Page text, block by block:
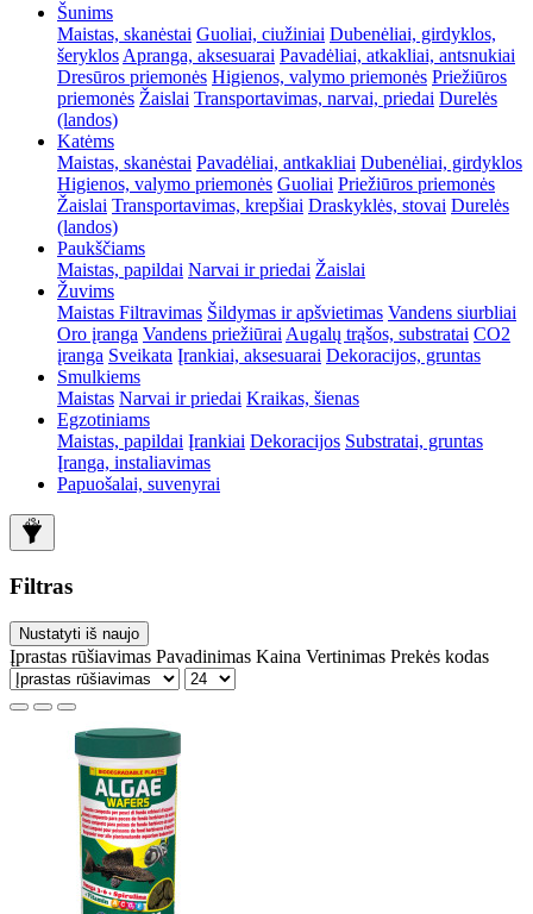
Šunims
Maistas, skanėstai Guoliai, ciužiniai Dubenėliai, girdyklos,
šeryklos Apranga, aksesuarai Pavadėliai, atkakliai, antsnukiai
Dresūros priemonės Higienos, valymo priemonės Priežiūros
priemonės Žaislai Transportavimas, narvai, priedai Durelės
(landos)
Katėms
Maistas, skanėstai Pavadėliai, antkakliai Dubenėliai, girdyklos
Higienos, valymo priemonės Guoliai Priežiūros priemonės
Žaislai Transportavimas, krepšiai Draskyklės, stovai Durelės
(landos)
Paukščiams
Maistas, papildai Narvai ir priedai Žaislai
Žuvims
Maistas Filtravimas Šildymas ir apšvietimas Vandens siurbliai
Oro įranga Vandens priežiūrai Augalų trąšos, substratai CO2
įranga Sveikata Įrankiai, aksesuarai Dekoracijos, gruntas
Smulkiems
Maistas Narvai ir priedai Kraikas, šienas
Egzotiniams
Maistas, papildai Įrankiai Dekoracijos Substratai, gruntas
Įranga, instaliavimas
Papuošalai, suvenyrai
Filtras
Nustatyti iš naujo
Įprastas rūšiavimas Pavadinimas Kaina Vertinimas Prekės kodas